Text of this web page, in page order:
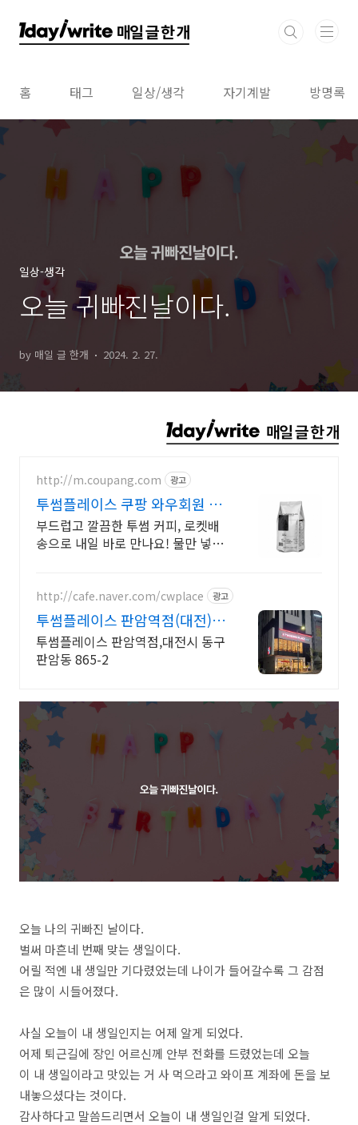
홈 태그 일상/생각 자기계발 방명록
일상-생각
오늘 귀빠진날이다.
by 매일 글 한개 2024. 2. 27.
http://m.coupang.com 광고
투썸플레이스 쿠팡 와우회원 안
심반품
부드럽고 깔끔한 투썸 커피, 로켓배
송으로 내일 바로 만나요! 물만 넣어
http://cafe.naver.com/cwplace 광고
투썸플레이스 판암역점(대전)
판암역4번출구 삼정아파트정문
투썸플레이스 판암역점,대전시 동구
판암동 865-2
오늘 나의 귀빠진 날이다.
벌써 마흔네 번째 맞는 생일이다.
어릴 적엔 내 생일만 기다렸었는데 나이가 들어갈수록 그 감점
은 많이 시들어졌다.
사실 오늘이 내 생일인지는 어제 알게 되었다.
어제 퇴근길에 장인 어르신께 안부 전화를 드렸었는데 오늘
이 내 생일이라고 맛있는 거 사 먹으라고 와이프 계좌에 돈을 보
내놓으셨다는 것이다.
감사하다고 말씀드리면서 오늘이 내 생일인걸 알게 되었다.